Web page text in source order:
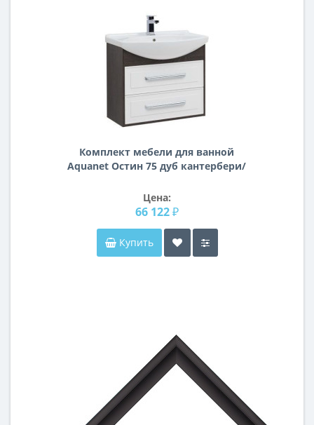
Комплект мебели для ванной
Aquanet Остин 75 дуб кантербери/
Цена:
66 122 ₽
Купить